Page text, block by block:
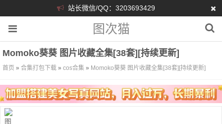
站长微信/QQ：3203693429
图次猫
Momoko葵葵 图片收藏全集[38套][持续更新]
首页 » 合集打包下载 » cos合集 » Momoko葵葵 图片收藏全集[38套][持续更新]